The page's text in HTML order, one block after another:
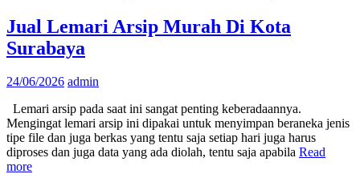
Jual Lemari Arsip Murah Di Kota
Surabaya
24/06/2026 admin
Lemari arsip pada saat ini sangat penting keberadaannya.
Mengingat lemari arsip ini dipakai untuk menyimpan beraneka jenis
tipe file dan juga berkas yang tentu saja setiap hari juga harus
diproses dan juga data yang ada diolah, tentu saja apabila Read
more